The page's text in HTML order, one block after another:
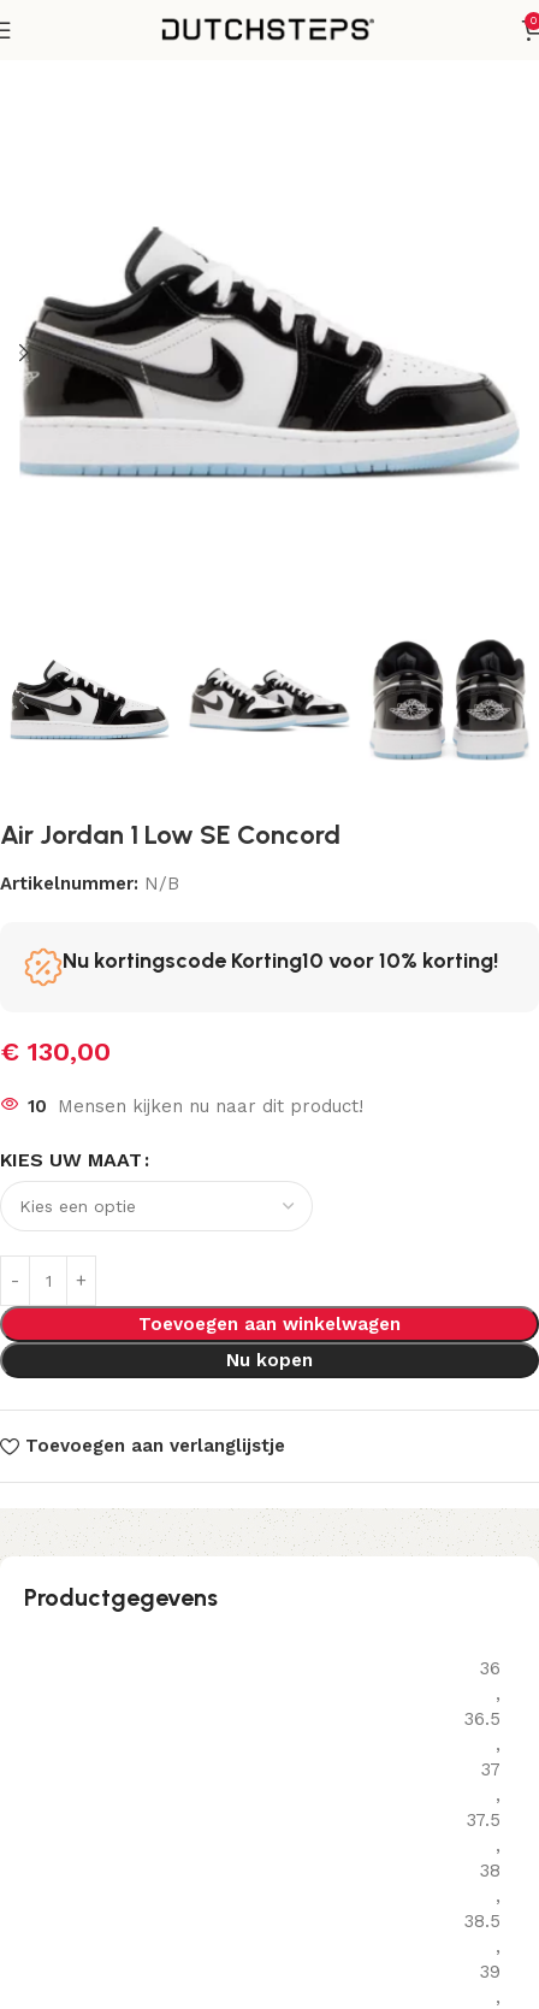
0
Air Jordan 1 Low SE Concord
Artikelnummer: N/B
Nu kortingscode Korting10 voor 10% korting!
€ 130,00
10 Mensen kijken nu naar dit product!
KIES UW MAAT
Toevoegen aan winkelwagen
Nu kopen
Toevoegen aan verlanglijstje
Productgegevens
36
,
36.5
,
37
,
37.5
,
38
,
38.5
,
39
,